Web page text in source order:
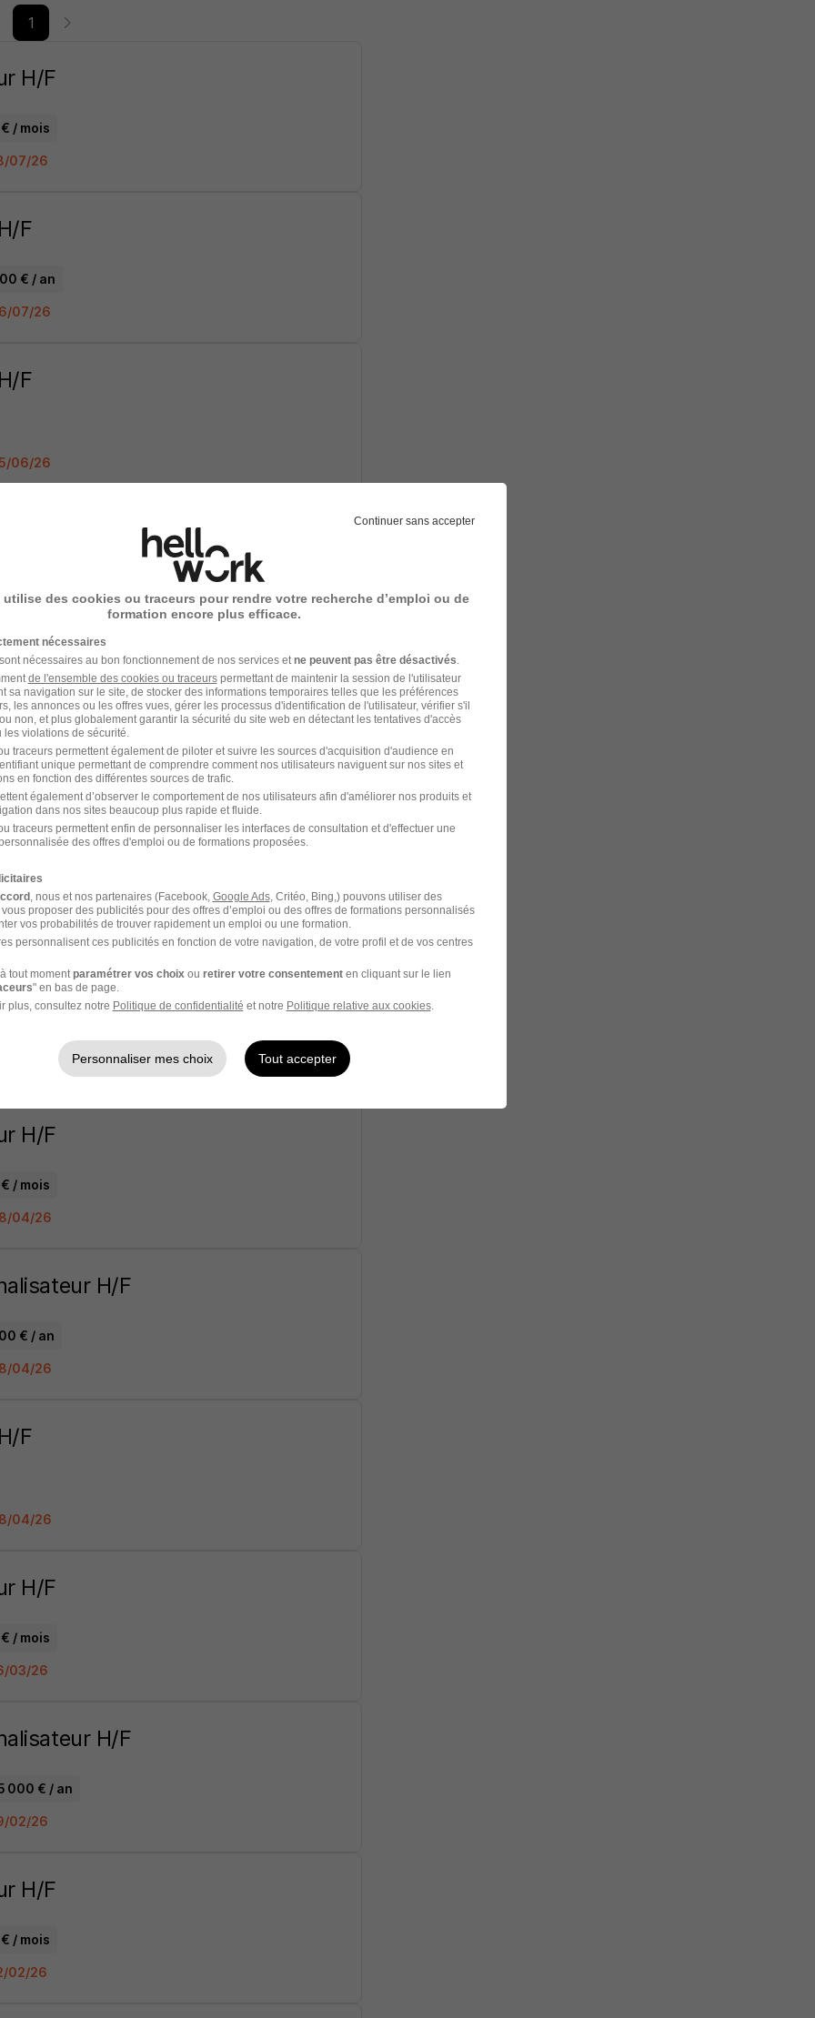
1
H/F
/ mois
07/26
F
€ / an
07/26
F
06/26
F
06/26
H/F
€ / an
05/26
F
04/26
H/F
04/26
H/F
/ mois
04/26
H/F
€ / an
04/26
F
04/26
H/F
/ mois
03/26
H/F
000 € / an
02/26
H/F
/ mois
02/26
Continuer sans accepter
utilise des cookies ou traceurs pour rendre votre recherche d’emploi ou de
formation encore plus efficace.
nécessaires
nécessaires au bon fonctionnement de nos services et ne peuvent pas être désactivés
de l'ensemble des cookies ou traceurspermettant de maintenir la session de l'utilisateur
sa navigation sur le site, de stocker des informations temporaires telles que les préférences
les annonces ou les offres vues, gérer les processus d'identification de l'utilisateur, vérifier s'il
non, et plus globalement garantir la sécurité du site web en détectant les tentatives d'accès
violations de sécurité.
traceurs permettent également de piloter et suivre les sources d'acquisition d'audience en
unique permettant de comprendre comment nos utilisateurs naviguent sur nos sites et
en fonction des différentes sources de trafic.
également d’observer le comportement de nos utilisateurs afin d'améliorer nos produits et
dans nos sites beaucoup plus rapide et fluide.
traceurs permettent enfin de personnaliser les interfaces de consultation et d'effectuer une
des offres d'emploi ou de formations proposées.
, nous et nos partenaires (Facebook, Google Ads, Critéo, Bing,) pouvons utiliser des
proposer des publicités pour des offres d’emploi ou des offres de formations personnalisés
vos probabilités de trouver rapidement un emploi ou une formation.
personnalisent ces publicités en fonction de votre navigation, de votre profil et de vos centres
tout moment paramétrer vos choix ou retirer votre consentementen cliquant sur le lien
" en bas de page.
plus, consultez notre Politique de confidentialité et notre Politique relative aux cookies.
Personnaliser mes choix Tout accepter